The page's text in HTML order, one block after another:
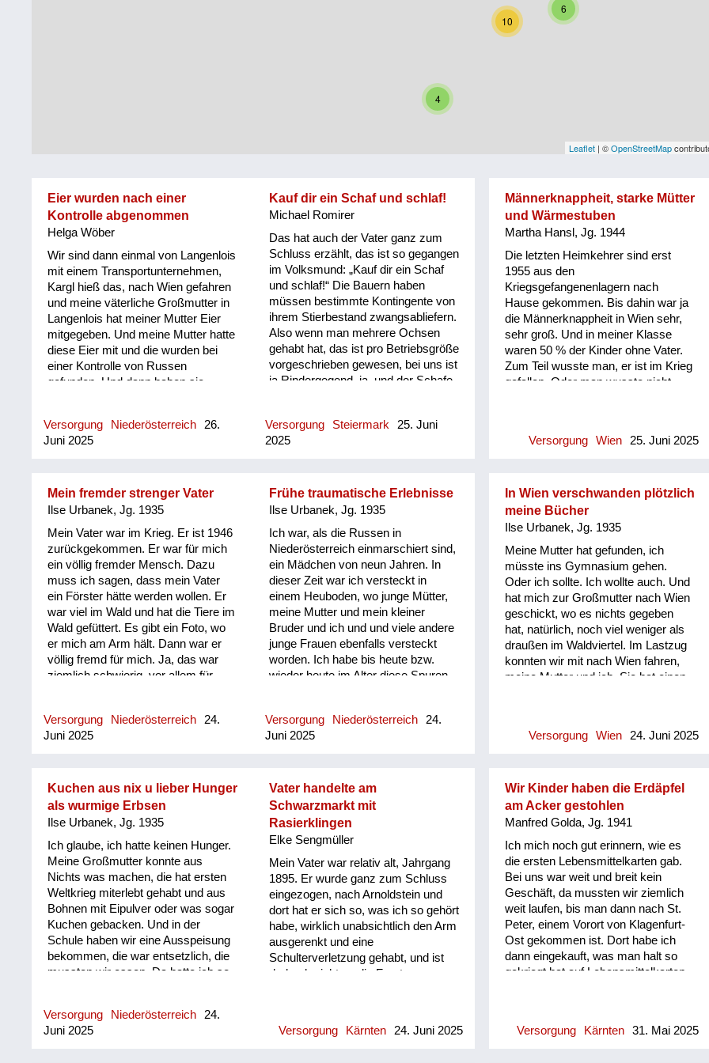
Staatsvertrag
sonstiges
10
4
6
Leaflet | ©OpenStreetMap
Eier wurden nach einer
Kontrolle abgenommen
Helga Wöber
Wir sind dann einmal von Langenlois
mit einem Transportunternehmen,
Kargl hieß das, nach Wien gefahren
und meine väterliche Großmutter in
Langenlois hat meiner Mutter Eier
mitgegeben. Und meine Mutter hatte
diese Eier mit und die wurden bei
einer Kontrolle von Russen
gefunden. Und dann haben sie
gesessen und haben uns natürlich
gefürchtet, weil die Mutter weg war.
loslassen und wollten noch etwas
von ihr wissen. Und sie gesagt, als
uns Kinder befragen sollen. Und das
war dann auch so wir durften mit
Mutter ohne Eier nach Wien fahren.
Und meine mütterliche Großmutter
in Liesing: Da waren in dem Haus
russische Offiziere einquartiert und
da haben wir, da muss ich schon so
sieben, acht gewesen sein habe,
kann ich mich erinnern, dass
beseitigt.
Versorgung Niederösterreich
26.
Juni 2025
Kauf dir ein Schaf und schlaf!
Michael Romirer
Das hat auch der Vater ganz zum
Schluss erzählt, das ist so gegangen
im Volksmund: „Kauf dir ein Schaf
und schlaf!“ Die Bauern haben
müssen bestimmte Kontingente von
ihrem Stierbestand zwangsabliefern.
Also wenn man mehrere Ochsen
gehabt hat, das ist pro Betriebsgröße
vorgeschrieben gewesen, bei uns ist
ja Rindergegend, ja, und der Schafe
direkt formuliert, sondern einfach
gesagt: „Kauf dir ein Schaf und
Versorgung Steiermark
25. Juni
2025
Männerknappheit, starke Mütter
und Wärmestuben
Martha Hansl, Jg. 1944
Die letzten Heimkehrer sind erst
1955 aus den
Kriegsgefangenenlagern nach
Hause gekommen. Bis dahin war ja
die Männerknappheit in Wien sehr,
sehr groß. Und in meiner Klasse
waren 50 % der Kinder ohne Vater.
Zum Teil wusste man, er ist im Krieg
gefallen. Oder man wusste nicht,
Kleinigkeit bekommen, nach heutiger
Fäustlinge oder Socken oder Schals
gefreut. Der Großteil dieser
vaterlosen Kinder hat auf die Frage,
ja, vielleicht dass der Papa nach
Hause kommt, weil die Mama ist ja
so allein. Also das hat mich damals
als Kind so berührt, weil ich hatte
das Glück, einen sehr alten Vater zu
haben, der nicht mehr eingezogen
wurde in den Krieg. Und da muss ich
aber anhängen, dass diese Mütter,
eman...
Versorgung Wien 25. Juni 2025
Mein fremder strenger Vater
Ilse Urbanek, Jg. 1935
Mein Vater war im Krieg. Er ist 1946
zurückgekommen. Er war für mich
ein völlig fremder Mensch. Dazu
muss ich sagen, dass mein Vater
ein Förster hätte werden wollen. Er
war viel im Wald und hat die Tiere im
Wald gefüttert. Es gibt ein Foto, wo
er mich am Arm hält. Dann war er
völlig fremd für mich. Ja, das war
ziemlich schwierig, vor allem für
war der Vati nicht mehr da, und der
ist zurückgekommen, da war mein
wird zu wenig streng erzogen, und
aus ihm musste ein Mann werden.
Und er hat ihn ziemlich, ziemlich
ich eigentlich auch sehr gelitten,
denn weil ich das als ungerecht
empfunden habe, habe ich
manchmal versucht, ihn selber zu
beruhigen, aber es ist mir nie
geglückt, man konnte meinen Vater
nicht beruhigen, wenn er in Rage
war.
Versorgung Niederösterreich
24.
Juni 2025
Frühe traumatische Erlebnisse
Ilse Urbanek, Jg. 1935
Ich war, als die Russen in
Niederösterreich einmarschiert sind,
ein Mädchen von neun Jahren. In
dieser Zeit war ich versteckt in
einem Heuboden, wo junge Mütter,
meine Mutter und mein kleiner
Bruder und ich und und viele andere
junge Frauen ebenfalls versteckt
worden. Ich habe bis heute bzw.
wieder heute im Alter diese Spuren
entsetzlichen Sachen geredet, wo
ich wusste, ja, das betrifft nur
dieser Zeit angefangen, bei jeder
Anstrengung oder bei Dingen, die
mir fremd war, zu zittern. Und dieses
Zittern hatte ich lange, lange Zeit, als
ich mit zwei kleinen Kindern zu
studieren begann, habe ich bei der
ersten Prüfung eine Viertelstunde
nicht schreiben können, weil ich so
gezittert habe, und ich habe dann
irgendwann einmal eine
Psychotherapie gemacht, dann war
es besser. Aber jetzt im Alter ist es
Versorgung Niederösterreich
24.
Juni 2025
In Wien verschwanden plötzlich
meine Bücher
Ilse Urbanek, Jg. 1935
Meine Mutter hat gefunden, ich
müsste ins Gymnasium gehen.
Oder ich sollte. Ich wollte auch. Und
hat mich zur Großmutter nach Wien
geschickt, wo es nichts gegeben
hat, natürlich, noch viel weniger als
draußen im Waldviertel. Im Lastzug
konnten wir mit nach Wien fahren,
meine Mutter und ich. Sie hat einen
Strebersdorf über eine
meinen Lieblingsbüchern gereist.
Und irgendwann in den nächsten
Wochen war plötzlich ein Buch weg
Jahre später bin ich
draufgekommen, dass meine Tante
und meine Großmutter die Bücher
auf dem Schwarzmarkt gegen
Lebensmittel eintauschen mussten.
Versorgung Wien 24. Juni 2025
Kuchen aus nix u lieber Hunger
als wurmige Erbsen
Ilse Urbanek, Jg. 1935
Ich glaube, ich hatte keinen Hunger.
Meine Großmutter konnte aus
Nichts was machen, die hat ersten
Weltkrieg miterlebt gehabt und aus
Bohnen mit Eipulver oder was sogar
Kuchen gebacken. Und in der
Schule haben wir eine Ausspeisung
bekommen, die war entsetzlich, die
mussten wir essen. Da hatte ich so
Erbsen, das ganze Schuljahr nichts
anderes. Und die Bohnen waren
Versorgung Niederösterreich
24.
Juni 2025
Vater handelte am
Schwarzmarkt mit
Rasierklingen
Elke Sengmüller
Mein Vater war relativ alt, Jahrgang
1895. Er wurde ganz zum Schluss
eingezogen, nach Arnoldstein und
dort hat er sich so, was ich so gehört
habe, wirklich unabsichtlich den Arm
ausgerenkt und eine
Schulterverletzung gehabt, und ist
dadurch nicht an die Front
ist uns im Krieg eigentlich immer gut
Versorgung Kärnten 24. Juni 2025
Wir Kinder haben die Erdäpfel
am Acker gestohlen
Manfred Golda, Jg. 1941
Ich mich noch gut erinnern, wie es
die ersten Lebensmittelkarten gab.
Bei uns war weit und breit kein
Geschäft, da mussten wir ziemlich
weit laufen, bis man dann nach St.
Peter, einem Vorort von Klagenfurt-
Ost gekommen ist. Dort habe ich
dann eingekauft, was man halt so
gekriegt hat auf Lebensmittelkarten.
ziemlich große Landwirtschaft
Versorgung Kärnten 31. Mai 2025